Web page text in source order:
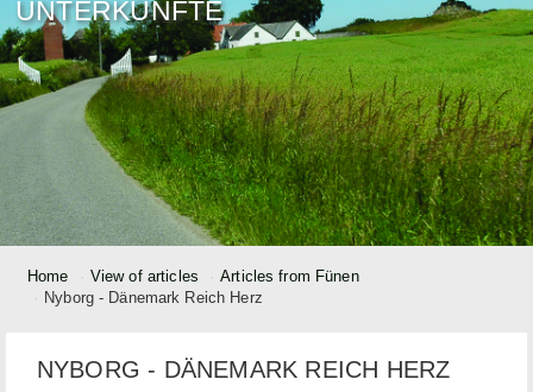
UNTERKÜNFTE
Home View of articles
Articles from Fünen
Nyborg - Dänemark Reich Herz
NYBORG - DÄNEMARK REICH HERZ